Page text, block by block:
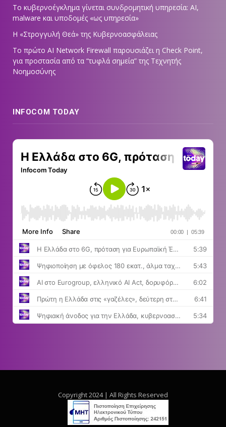
Το κυβερνοέγκλημα γίνεται συνδρομητική υπηρεσία: AI,
malware και υποδομές «ως υπηρεσία»
Η «Στρογγυλή Θεά» της Κυβερνοασφάλειας
Tο πρώτο AI Network Firewall παρουσιάζει η Check Point,
για προστασία από τα “τυφλά σημεία” της Τεχνητής
Νοημοσύνης
INFOCOM TODAY
Copyright 2024 | All Rights Reserved